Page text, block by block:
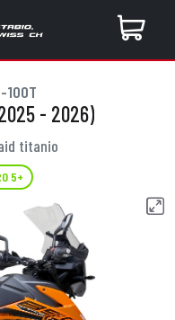
100T
- 2026)
titanio
5+